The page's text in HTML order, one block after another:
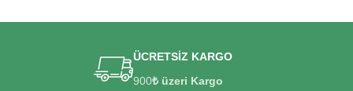
ÜCRETSİZ KARGO
900₺ üzeri Kargo